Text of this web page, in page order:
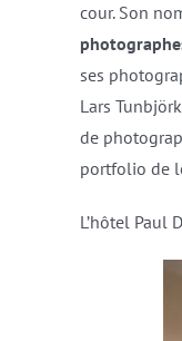
cour. Son
ses
Lars
de
portfolio de
L’hôtel Paul